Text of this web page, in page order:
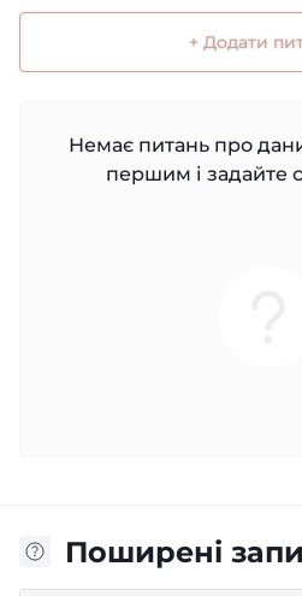
+ Додати
Немає питань про
першим і задайте
Поширені